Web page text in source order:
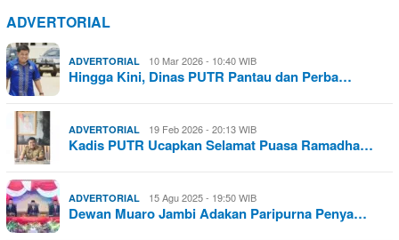
ADVERTORIAL
ADVERTORIAL 10 Mar 2026 - 10:40 WIB
Hingga Kini, Dinas PUTR Pantau dan Perba…
ADVERTORIAL 19 Feb 2026 - 20:13 WIB
Kadis PUTR Ucapkan Selamat Puasa Ramadha…
ADVERTORIAL 15 Agu 2025 - 19:50 WIB
Dewan Muaro Jambi Adakan Paripurna Penya…